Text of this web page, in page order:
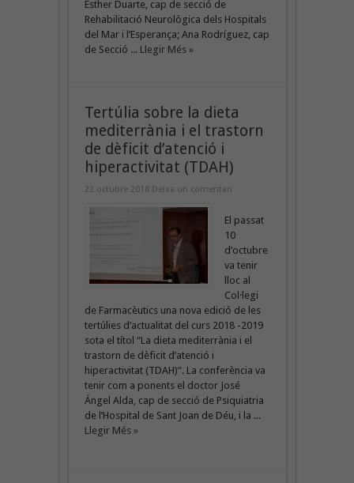
Esther Duarte, cap de secció de
Rehabilitació Neurològica dels Hospitals
del Mar i l’Esperança; Ana Rodríguez, cap
de Secció ... Llegir Més »
Tertúlia sobre la dieta
mediterrània i el trastorn
de dèficit d’atenció i
hiperactivitat (TDAH)
22 octubre 2018 Deixa un comentari
El passat
10
d’octubre
va tenir
lloc al
Col·legi
de Farmacèutics una nova edició de les
tertúlies d’actualitat del curs 2018 -2019
sota el títol “La dieta mediterrània i el
trastorn de dèficit d’atenció i
hiperactivitat (TDAH)”. La conferència va
tenir com a ponents el doctor José
Ángel Alda, cap de secció de Psiquiatria
de l’Hospital de Sant Joan de Déu, i la ...
Llegir Més »